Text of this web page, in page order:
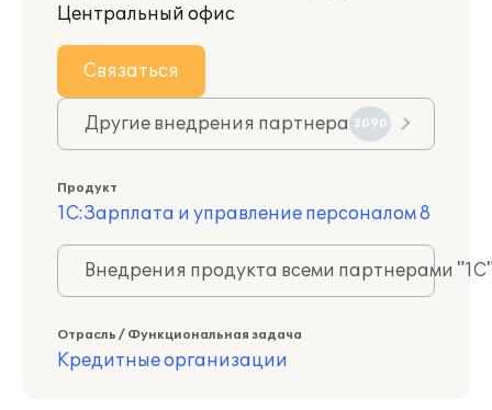
Центральный офис
Связаться
Другие внедрения партнера 3090
Продукт
1С:Зарплата и управление персоналом 8
Внедрения продукта всеми партнерами
Отрасль / Функциональная задача
Кредитные организации